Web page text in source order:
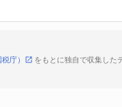
庁） をもとに独自で収集した